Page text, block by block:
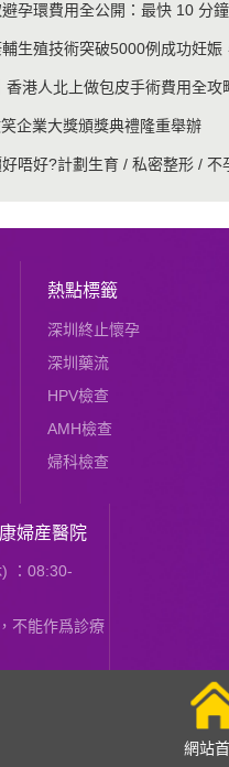
孕環費用全公開：最快 10 分
生殖技術突破5000例成功妊娠
港人北上做包皮手術費用全攻
企業大獎頒獎典禮隆重舉辦
唔好?計劃生育 / 私密整形 /
熱點標籤
深圳終止懷孕
深圳藥流
HPV檢查
AMH檢查
婦科檢查
婦産醫院
：08:30-
不能作爲診療
網站